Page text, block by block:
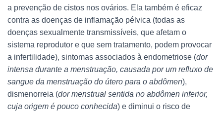
a prevenção de cistos nos ovários. Ela também é eficaz
contra as doenças de inflamação pélvica (todas as
doenças sexualmente transmissíveis, que afetam o
sistema reprodutor e que sem tratamento, podem provocar
a infertilidade), sintomas associados à endometriose (dor
intensa durante a menstruação, causada por um refluxo de
sangue da menstruação do útero para o abdômen),
dismenorreia (dor menstrual sentida no abdômen inferior,
cuja origem é pouco conhecida) e diminui o risco de